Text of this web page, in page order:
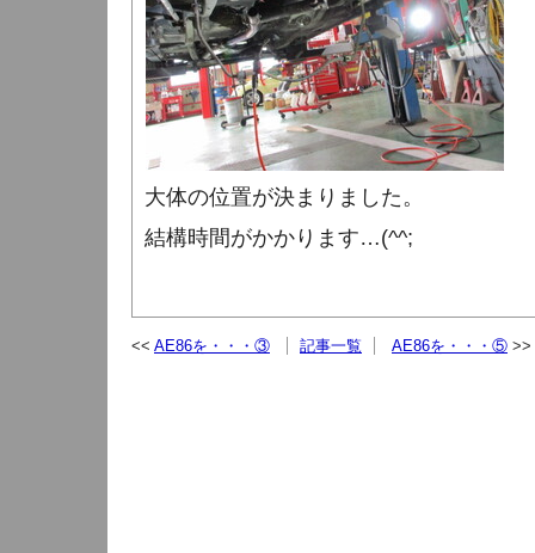
大体の位置が決まりました。
結構時間がかかります…(^^;
AE86を・・・③ 記事一覧 AE86を・・・⑤